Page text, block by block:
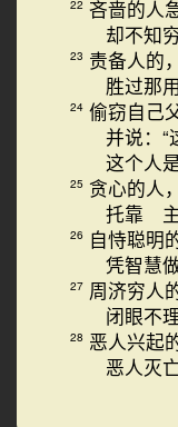
22 吝啬的人
却不知
23 责备人的
胜过那
24 偷窃自己
并说：“
这个人
25 贪心的人
托靠 主
26 自恃聪明
凭智慧
27 周济穷人
闭眼不
28 恶人兴起
恶人灭